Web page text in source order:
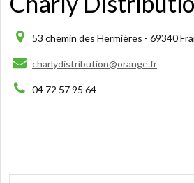
53 chemin des Hermières - 69340
charlydistribution@orange.fr
04 72 57 95 64